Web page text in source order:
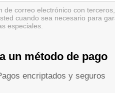
de correo electrónico con
cuando sea necesario para
especiales.
un método de pago
encriptados y seguros